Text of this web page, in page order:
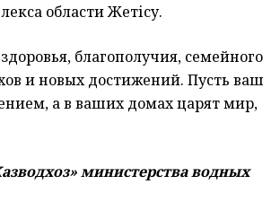
области Жетісу.
благополучия, семейного
и новых достижений. Пусть ваш
а в ваших домах царят мир,
министерства водных